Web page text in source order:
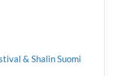
& Shalin Suomi